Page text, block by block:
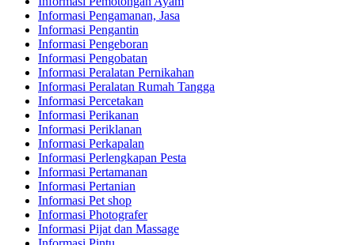
Informasi Pengamanan, Jasa
Informasi Pengantin
Informasi Pengeboran
Informasi Pengobatan
Informasi Peralatan Pernikahan
Informasi Peralatan Rumah Tangga
Informasi Percetakan
Informasi Perikanan
Informasi Periklanan
Informasi Perkapalan
Informasi Perlengkapan Pesta
Informasi Pertamanan
Informasi Pertanian
Informasi Pet shop
Informasi Photografer
Informasi Pijat dan Massage